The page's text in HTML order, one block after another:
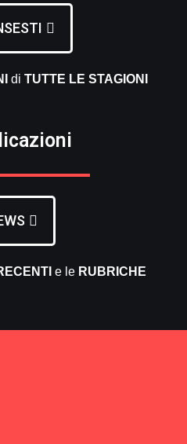
di TUTTE LE STAGIONI
e le RUBRICHE